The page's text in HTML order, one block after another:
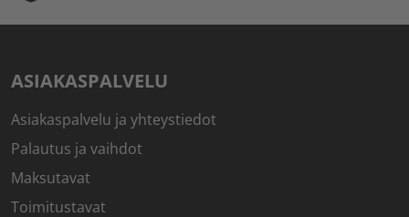
ASIAKASPALVELU
Asiakaspalvelu ja yhteystiedot
Palautus ja vaihdot
Maksutavat
Toimitustavat